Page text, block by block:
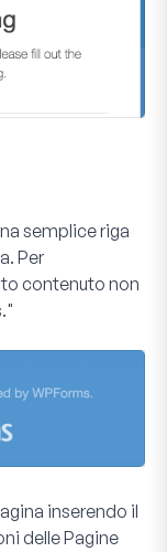
semplice riga
Per
contenuto non
inserendo il
delle Pagine